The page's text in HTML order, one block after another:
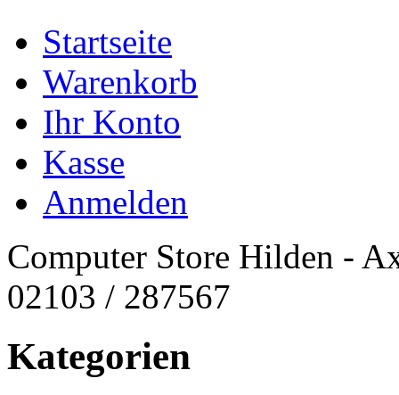
Startseite
Warenkorb
Ihr Konto
Kasse
Anmelden
Computer Store Hilden -
02103 / 287567
Kategorien